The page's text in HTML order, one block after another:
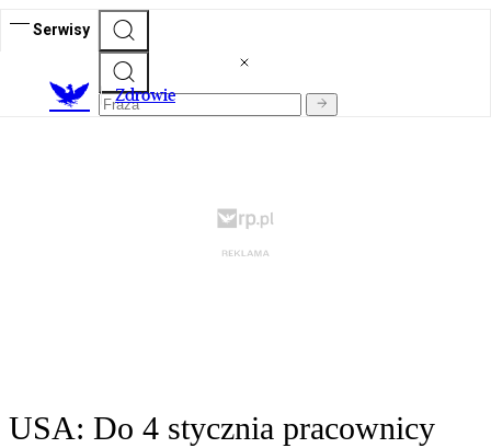
Serwisy
Zdrowie
USA: Do 4 stycznia pracownicy